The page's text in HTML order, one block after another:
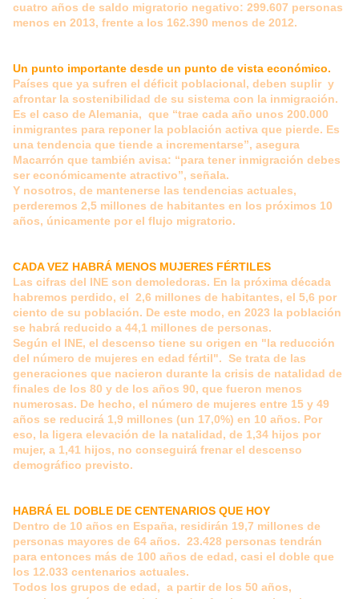
cuatro años de saldo migratorio negativo: 299.607 personas
menos en 2013, frente a los 162.390 menos de 2012.
Un punto importante desde un punto de vista económico.
Países que ya sufren el déficit poblacional, deben suplir y
afrontar la sostenibilidad de su sistema con la inmigración.
Es el caso de Alemania, que “trae cada año unos 200.000
inmigrantes para reponer la población activa que pierde. Es
una tendencia que tiende a incrementarse”, asegura
Macarrón que también avisa: “para tener inmigración debes
ser económicamente atractivo”, señala.
Y nosotros, de mantenerse las tendencias actuales,
perderemos 2,5 millones de habitantes en los próximos 10
años, únicamente por el flujo migratorio.
CADA VEZ HABRÁ MENOS MUJERES FÉRTILES
Las cifras del INE son demoledoras. En la próxima década
habremos perdido, el 2,6 millones de habitantes, el 5,6 por
ciento de su población. De este modo, en 2023 la población
se habrá reducido a 44,1 millones de personas.
Según el INE, el descenso tiene su origen en "la reducción
del número de mujeres en edad fértil". Se trata de las
generaciones que nacieron durante la crisis de natalidad de
finales de los 80 y de los años 90, que fueron menos
numerosas. De hecho, el número de mujeres entre 15 y 49
años se reducirá 1,9 millones (un 17,0%) en 10 años. Por
eso, la ligera elevación de la natalidad, de 1,34 hijos por
mujer, a 1,41 hijos, no conseguirá frenar el descenso
demográfico previsto.
HABRÁ EL DOBLE DE CENTENARIOS QUE HOY
Dentro de 10 años en España, residirán 19,7 millones de
personas mayores de 64 años. 23.428 personas tendrán
para entonces más de 100 años de edad, casi el doble que
los 12.033 centenarios actuales.
Todos los grupos de edad, a partir de los 50 años,